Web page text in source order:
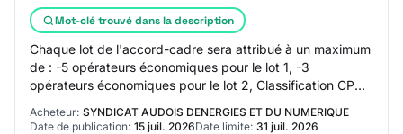
Mot-clé trouvé dans la description
Chaque lot de l'accord-cadre sera attribué à un maximum
de : -5 opérateurs économiques pour le lot 1, -3
opérateurs économiques pour le lot 2, Classification CPV :
Acheteur: SYNDICAT AUDOIS DENERGIES ET DU NUMERIQUE
Date de publication: 15 juil. 2026Date limite: 31 juil. 2026